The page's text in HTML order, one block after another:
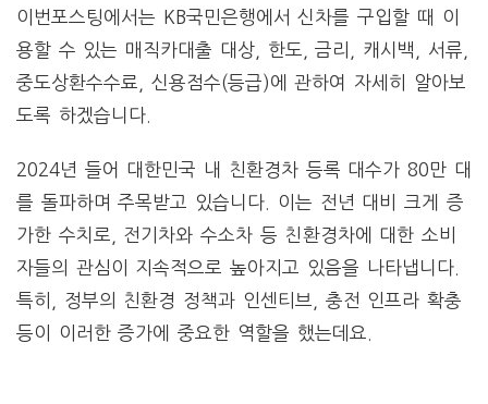
이번포스팅에서는 KB국민은행에서 신차를 구입할 때 이
용할 수 있는 매직카대출 대상, 한도, 금리, 캐시백, 서류,
중도상환수수료, 신용점수(등급)에 관하여 자세히 알아보
도록 하겠습니다.
2024년 들어 대한민국 내 친환경차 등록 대수가 80만 대
를 돌파하며 주목받고 있습니다. 이는 전년 대비 크게 증
가한 수치로, 전기차와 수소차 등 친환경차에 대한 소비
자들의 관심이 지속적으로 높아지고 있음을 나타냅니다.
특히, 정부의 친환경 정책과 인센티브, 충전 인프라 확충
등이 이러한 증가에 중요한 역할을 했는데요.